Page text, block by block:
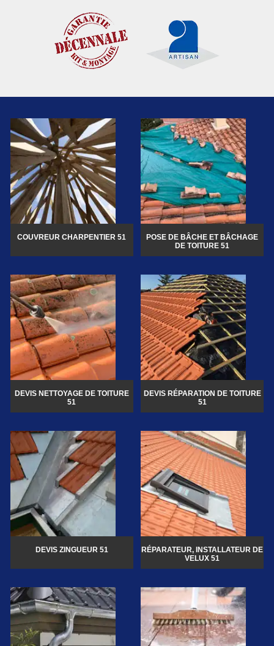
COUVREUR CHARPENTIER 51
POSE DE BÂCHE ET BÂCHAGE
DE TOITURE 51
DEVIS NETTOYAGE DE TOITURE
51
DEVIS RÉPARATION DE TOITURE
51
DEVIS ZINGUEUR 51
RÉPARATEUR, INSTALLATEUR DE
VELUX 51